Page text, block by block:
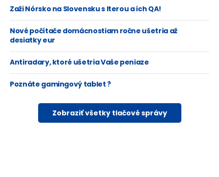
Zaži Nórsko na Slovensku s Iterou a ich QA!
Nové počítače domácnostiam ročne ušetria až
desiatky eur
Antiradary, ktoré ušetria Vaše peniaze
Poznáte gamingový tablet ?
Zobraziť všetky tlačové správy